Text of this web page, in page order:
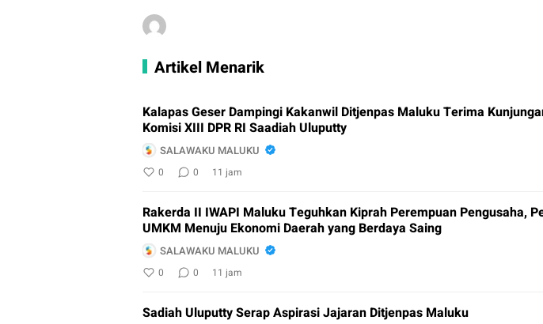
Artikel Menarik
Kalapas Geser Dampingi Kakanwil Ditjenpas Maluku Terima
Komisi XIII DPR RI Saadiah Uluputty
SALAWAKU MALUKU
0 0 11 jam
Rakerda II IWAPI Maluku Teguhkan Kiprah Perempuan Pengusaha,
UMKM Menuju Ekonomi Daerah yang Berdaya Saing
SALAWAKU MALUKU
0 0 11 jam
Sadiah Uluputty Serap Aspirasi Jajaran Ditjenpas Maluku